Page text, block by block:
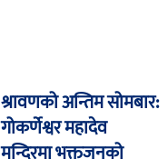
श्रावणको अन्तिम सोमबार:
गोकर्णेश्वर महादेव